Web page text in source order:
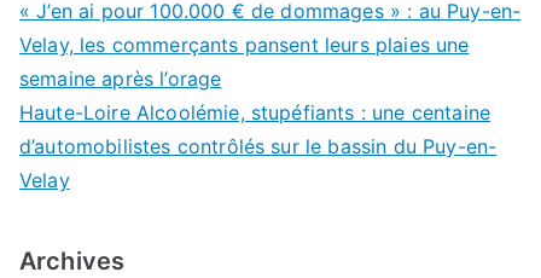
« J’en ai pour 100.000 € de dommages » : au Puy-en-
Velay, les commerçants pansent leurs plaies une
semaine après l’orage
Haute-Loire Alcoolémie, stupéfiants : une centaine
d’automobilistes contrôlés sur le bassin du Puy-en-
Velay
Archives